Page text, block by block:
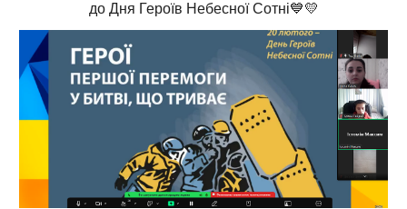
до Дня Героїв Небесної Сотні💙💛